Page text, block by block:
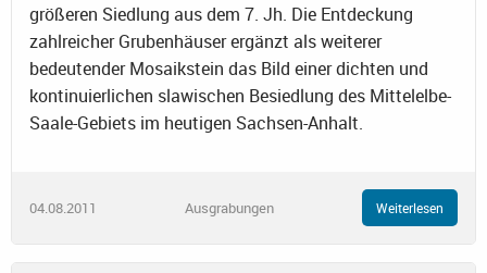
größeren Siedlung aus dem 7. Jh. Die Entdeckung
zahlreicher Grubenhäuser ergänzt als weiterer
bedeutender Mosaikstein das Bild einer dichten und
kontinuierlichen slawischen Besiedlung des Mittelelbe-
Saale-Gebiets im heutigen Sachsen-Anhalt.
04.08.2011 Ausgrabungen Weiterlesen